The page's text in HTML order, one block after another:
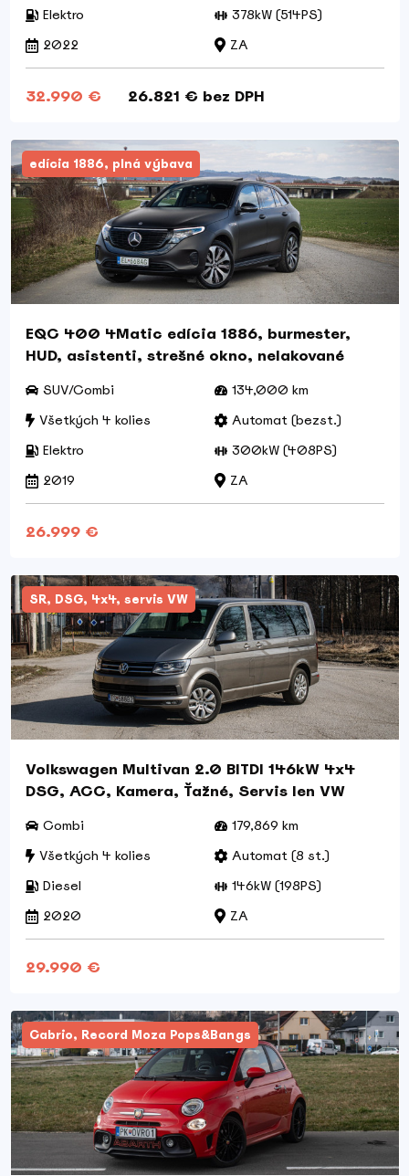
Elektro
378kW (514PS)
2022
ZA
32.990 € 26.821 € bez DPH
edícia 1886, plná výbava
EQC 400 4Matic edícia 1886, burmester,
HUD, asistenti, strešné okno, nelakované
SUV/Combi
134,000 km
Všetkých 4 kolies
Automat (bezst.)
Elektro
300kW (408PS)
2019
ZA
26.999 €
SR, DSG, 4x4, servis VW
Volkswagen Multivan 2.0 BITDI 146kW 4x4
DSG, ACC, Kamera, Ťažné, Servis len VW
Combi
179,869 km
Všetkých 4 kolies
Automat (8 st.)
Diesel
146kW (198PS)
2020
ZA
29.990 €
Cabrio, Record Moza Pops&Bangs